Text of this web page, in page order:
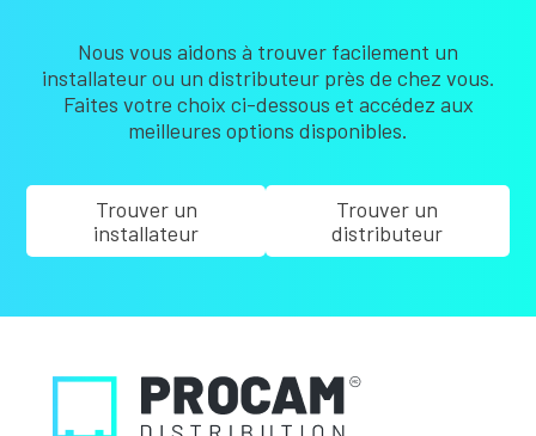
Nous vous aidons à trouver facilement un
installateur ou un distributeur près de chez vous.
Faites votre choix ci-dessous et accédez aux
meilleures options disponibles.
Trouver un
installateur
Trouver un
distributeur